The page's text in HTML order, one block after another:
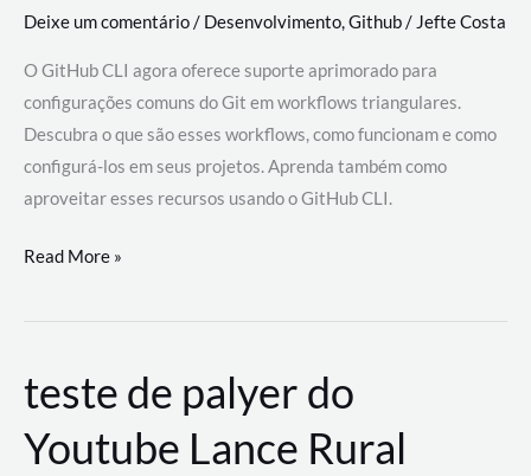
Deixe um comentário/ Desenvolvimento,Github/ Jefte Costa
O GitHub CLI agora oferece suporte aprimorado para
configurações comuns do Git em workflows triangulares.
Descubra o que são esses workflows, como funcionam e como
configurá-los em seus projetos. Aprenda também como
aproveitar esses recursos usando o GitHub CLI.
GitHub
revoluciona
de
trabalho
com
Read More »
teste de palyer do
Youtube Lance Rural